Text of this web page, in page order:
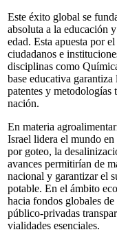
Este éxito global se
absoluta a la educación
edad. Esta apuesta por
ciudadanos e
disciplinas como
base educativa
patentes y metodologías
nación.
En materia
Israel lidera el mundo
por goteo, la
avances permitirían de
nacional y garantizar el
potable. En el ámbito
hacia fondos globales
público-privadas
vialidades esenciales.